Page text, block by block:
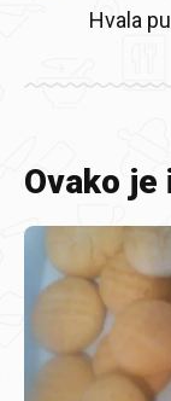
Hvala
Ovako